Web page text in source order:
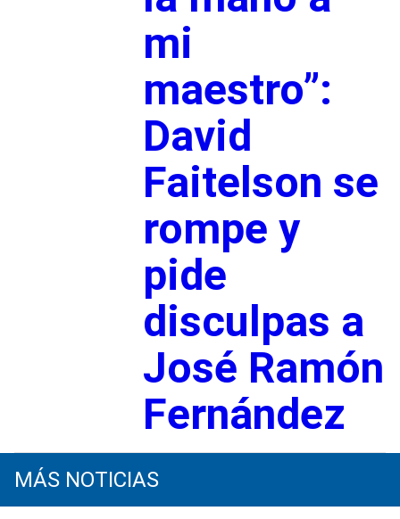
mi
maestro”:
David
Faitelson se
rompe y
pide
disculpas a
José Ramón
Fernández
MÁS NOTICIAS